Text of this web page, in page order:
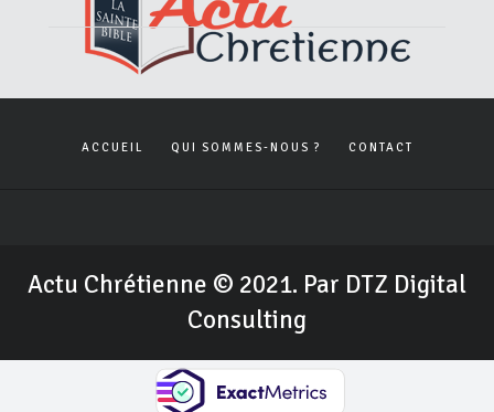
ACCUEIL QUI SOMMES-NOUS ? CONTACT
Actu Chrétienne © 2021. Par DTZ Digital
Consulting